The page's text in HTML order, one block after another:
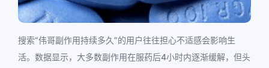
搜索“伟哥副作用持续多久”的用户往往担心不适感会影响生
活。数据显示，大多数副作用在服药后4小时内逐渐缓解，但头